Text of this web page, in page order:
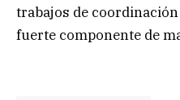
trabajos de
fuerte componente de